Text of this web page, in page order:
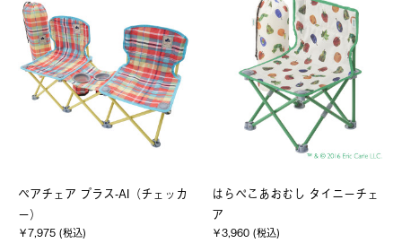
ペアチェア プラス-AI（チェッカ
ー）
￥7,975 (税込)
はらぺこあおむし タイニーチェ
ア
￥3,960 (税込)